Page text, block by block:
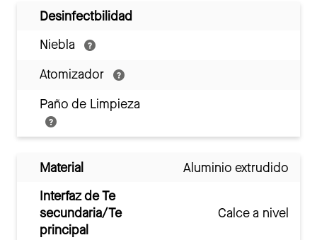
Desinfectbilidad
Niebla
Atomizador
Paño de Limpieza
Material
Aluminio extrudido
Interfaz de Te
secundaria/Te
principal
Calce a nivel